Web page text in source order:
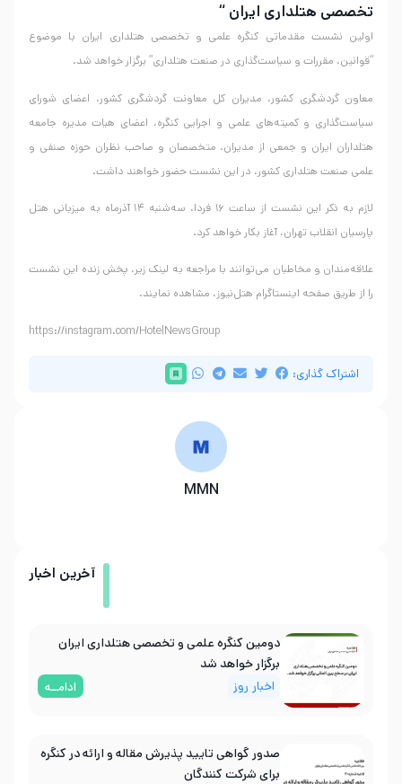
تخصصی هتلداری ایران “
اولین نشست مقدماتی کنگره علمی و تخصصی هتلداری ایران با موضوع
“قوانین، مقررات و سیاست‌گذاری در صنعت هتلداری” برگزار خواهد شد.
معاون گردشگری کشور، مدیران کل معاونت گردشگری کشور، اعضای شورای
سیاست‌گذاری و کمیته‌های علمی و اجرایی کنگره، اعضای هیات مدیره جامعه
هتلداران ایران و جمعی از مدیران، متخصصان و صاحب نظران حوزه صنفی و
علمی صنعت هتلداری کشور، در این نشست حضور خواهند داشت.
لازم به ذکر این نشست از ساعت ۱۶ فردا، سه‌شنبه ۱۴ آذرماه به میزبانی هتل
پارسیان انقلاب تهران، آغاز بکار خواهد کرد.
علاقه‌مندان و مخاطبان می‌توانند با مراجعه به لینک زیر، پخش زنده این نشست
را از طریق صفحه اینستاگرام هتل‌نیوز، مشاهده نمایند.
https://instagram.com/HotelNewsGroup
اشتراک گذاری:
MMN
آخرین اخبار
دومین کنگره علمی و تخصصی هتلداری ایران
برگزار خواهد شد
اخبار روز
ادامــه
صدور گواهی تایید پذیرش مقاله و ارائه در کنگره
برای شرکت کنندگان